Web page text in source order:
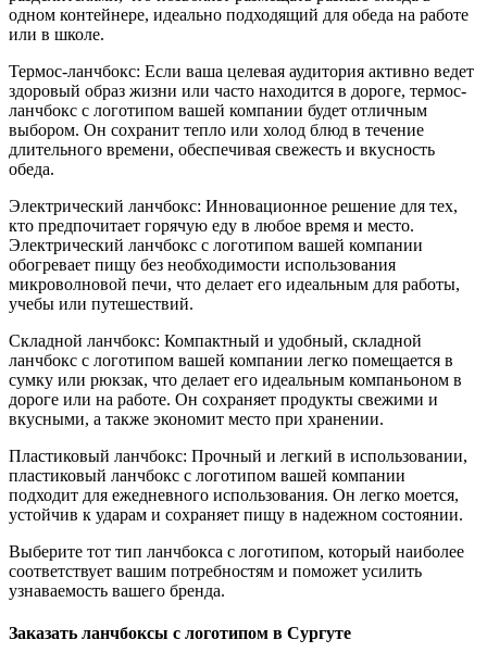
одном контейнере, идеально подходящий для обеда на работе
или в школе.
Термос-ланчбокс: Если ваша целевая аудитория активно ведет
здоровый образ жизни или часто находится в дороге, термос-
ланчбокс с логотипом вашей компании будет отличным
выбором. Он сохранит тепло или холод блюд в течение
длительного времени, обеспечивая свежесть и вкусность
обеда.
Электрический ланчбокс: Инновационное решение для тех,
кто предпочитает горячую еду в любое время и место.
Электрический ланчбокс с логотипом вашей компании
обогревает пищу без необходимости использования
микроволновой печи, что делает его идеальным для работы,
учебы или путешествий.
Складной ланчбокс: Компактный и удобный, складной
ланчбокс с логотипом вашей компании легко помещается в
сумку или рюкзак, что делает его идеальным компаньоном в
дороге или на работе. Он сохраняет продукты свежими и
вкусными, а также экономит место при хранении.
Пластиковый ланчбокс: Прочный и легкий в использовании,
пластиковый ланчбокс с логотипом вашей компании
подходит для ежедневного использования. Он легко моется,
устойчив к ударам и сохраняет пищу в надежном состоянии.
Выберите тот тип ланчбокса с логотипом, который наиболее
соответствует вашим потребностям и поможет усилить
узнаваемость вашего бренда.
Заказать ланчбоксы с логотипом в Сургуте